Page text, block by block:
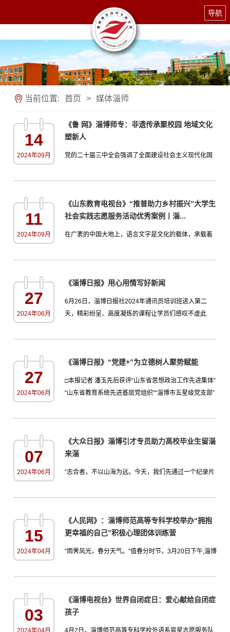
导航
当前位置: 首页 > 媒体淄师
14
2024年09月
《鲁 网》淄博师专：非遗传承聚校园 地域文化
塑新人
党的二十届三中全会强调了全面建设社会主义现代化国
育、人才与文化自信，指出“教育、科技、人才是中国式
物质文明和精神文明相协调的现代化。必须增强文化自
信，发展社会主义先进文化，弘扬革命文化，传承中华
11
2024年09月
《山东教育电视台》“推普助力乡村振兴”大学生
社会实践志愿服务活动优秀案例丨淄...
在广袤的中国大地上，语言文字是文化的载体，承载着
言，不仅是各族人民沟通的桥梁，更是驱动经济发展、
时代的大学生，更是身为淄博师范高等专科学校鲁喀志
愿服务队的一员，我们怀揣着炽热的责任感，参与普及
27
2024年06月
《淄博日报》用心用情写好新闻
6月26日，淄博日报社2024年通讯员培训班进入第二
天，精彩纷呈、高度凝炼的课程让学员们感叹不虚此
授课。26日上午，工人日报期刊部主任赵晓展题为《用
声。“真实是新闻的生命力，写好新闻报道要多一些生动
活泼，多一些通俗易懂，多一些亲近贴近，多一些共情
27
2024年06月
《淄博日报》“党建+”为立德树人聚势赋能
​□本报记者 潘玉先后获评“山东省思想政治工作先进集体”
“山东省教育系统先进基层党组织”“淄博市五星级党支部”
“双育”“双服务”三大亮点工程，深入探索“党建+”党员教育
训、“童心追梦·以爱护航”志愿服务队、格物自然科普等
特色品牌活动，坚持以高质量党建引领高等...
07
2024年06月
《大众日报》淄博引才专员助力高校毕业生留淄
来淄
“志合者，不以山海为远。今天，我们先通过一个纪录片
脚下城市的独特魅力。”5月30日，在山东理工大学“淄为
介绍淄博的人文、工业历史，希望更多学生了解淄博、
留在淄博。在淄博市，一场关于人才引进的创新实践如
15
2024年04月
《人民网》：淄博师范高等专科学校举办“拥抱
更幸福的自己”积极心理团体训练营
“雨霁风光，春分天气。”值春分时节，3月20日下午,淄博
光操场活力跑暨“拥抱更幸福的自己”积极心理团体训练营
小队长的带领下井然有序的前往场地中的四个打卡点。
在“幸运呼啦圈”打卡点中，同学们进行接力呼啦圈，随着
03
2024年04月
《淄博电视台》世界自闭症日：爱心献给自闭症
孩子
​4月2日，淄博师范高等专科学校外语系宸星志愿服务队